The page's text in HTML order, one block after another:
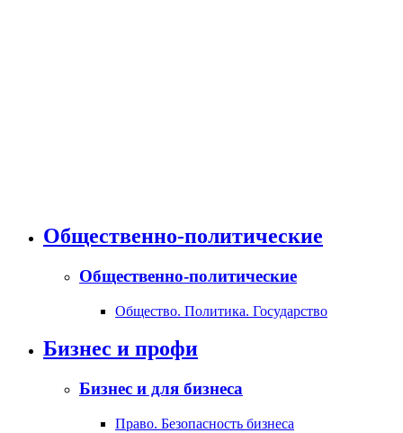
Общественно-политические
Общественно-политические
Общество. Политика. Государство
Бизнес и профи
Бизнес и для бизнеса
Право. Безопасность бизнеса